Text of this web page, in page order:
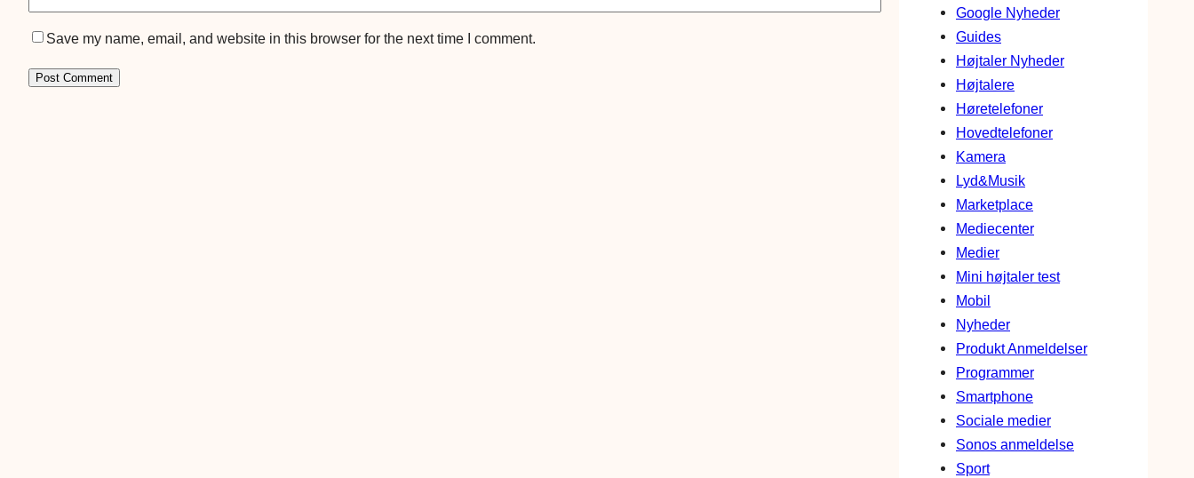
Save my name, email, and website in this browser for the next time I comment.
Google Nyheder
Guides
Højtaler Nyheder
Højtalere
Høretelefoner
Hovedtelefoner
Kamera
Lyd&Musik
Marketplace
Mediecenter
Medier
Mini højtaler test
Mobil
Nyheder
Produkt Anmeldelser
Programmer
Smartphone
Sociale medier
Sonos anmeldelse
Sport